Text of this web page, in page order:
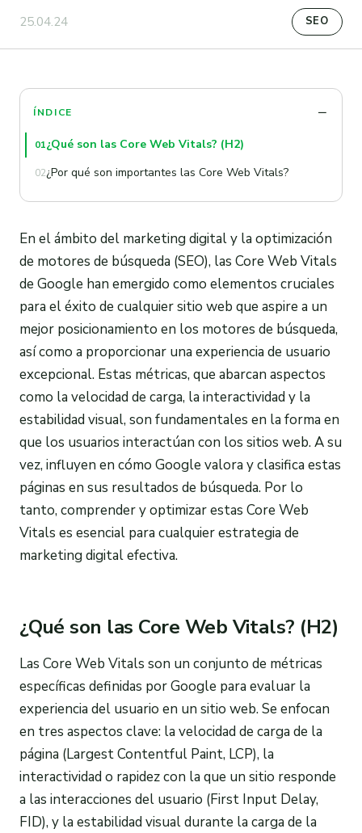
25.04.24 SEO
ÍNDICE
01¿Qué son las Core Web Vitals? (H2)
02¿Por qué son importantes las Core Web Vitals?
En el ámbito del marketing digital y la optimización
de motores de búsqueda (SEO), las Core Web Vitals
de Google han emergido como elementos cruciales
para el éxito de cualquier sitio web que aspire a un
mejor posicionamiento en los motores de búsqueda,
así como a proporcionar una experiencia de usuario
excepcional. Estas métricas, que abarcan aspectos
como la velocidad de carga, la interactividad y la
estabilidad visual, son fundamentales en la forma en
que los usuarios interactúan con los sitios web. A su
vez, influyen en cómo Google valora y clasifica estas
páginas en sus resultados de búsqueda. Por lo
tanto, comprender y optimizar estas Core Web
Vitals es esencial para cualquier estrategia de
marketing digital efectiva.
¿Qué son las Core Web Vitals? (H2)
Las Core Web Vitals son un conjunto de métricas
específicas definidas por Google para evaluar la
experiencia del usuario en un sitio web. Se enfocan
en tres aspectos clave: la velocidad de carga de la
página (Largest Contentful Paint, LCP), la
interactividad o rapidez con la que un sitio responde
a las interacciones del usuario (First Input Delay,
FID), y la estabilidad visual durante la carga de la